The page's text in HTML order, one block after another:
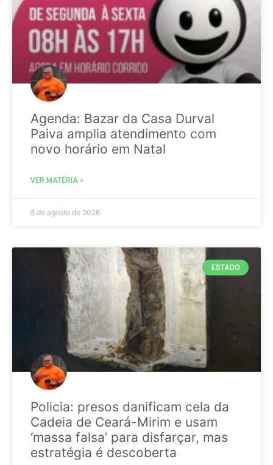
Agenda: Bazar da Casa Durval
Paiva amplia atendimento com
novo horário em Natal
VER MATÉRIA »
8 de agosto de 2026
ESTADO
Policia: presos danificam cela da
Cadeia de Ceará-Mirim e usam
‘massa falsa’ para disfarçar, mas
estratégia é descoberta